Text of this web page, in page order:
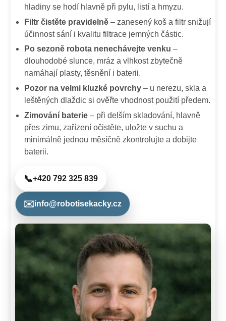
hladiny se hodí hlavně při pylu, listí a hmyzu.
Filtr čistěte pravidelně – zanesený koš a filtr snižují
účinnost sání i kvalitu filtrace jemných částic.
Po sezoně robota nenechávejte venku –
dlouhodobé slunce, mráz a vlhkost zbytečně
namáhají plasty, těsnění i baterii.
Pozor na velmi kluzké povrchy – u nerezu, skla a
leštěných dlaždic si ověřte vhodnost použití předem.
Zimování baterie – při delším skladování, hlavně
přes zimu, zařízení očistěte, uložte v suchu a
minimálně jednou měsíčně zkontrolujte a dobijte
baterii.
📞+420 792 325 839
✉️info@robotisekacky.cz